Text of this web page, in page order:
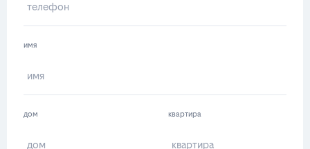
имя
дом квартира